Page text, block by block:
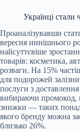
Українці стали
Проаналізувавши
вересня нинішнього
найсуттєвіше
товарів: косметика,
розваги. На 15%
для подорожей
послуги з
вибираючи промокод,
знижки — таких понад
якого бренду можна
близько 26%.